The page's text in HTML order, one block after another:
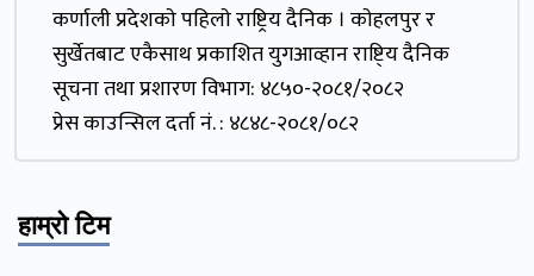
कर्णाली प्रदेशकाे पहिलाे राष्ट्रिय दैनिक । काेहलपुर र
सुर्खेतबाट एकैसाथ प्रकाशित युगआव्हान राष्टि्य दैनिक
सूचना तथा प्रशारण विभाग: ४८५०-२०८१/२०८२
प्रेस काउन्सिल दर्ता नं. : ४८४८-२०८१/०८२
हाम्रो टिम